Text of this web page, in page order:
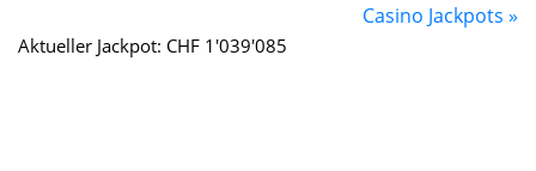
Casino Jackpots »
Aktueller Jackpot: CHF 1'039'085